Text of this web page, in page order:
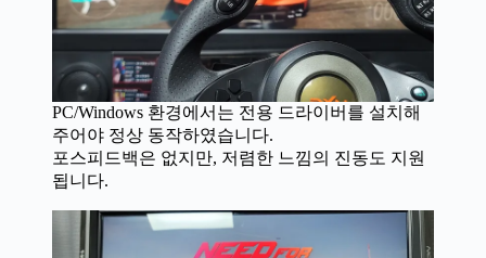
PC/Windows 환경에서는 전용 드라이버를 설치해
주어야 정상 동작하였습니다.
포스피드백은 없지만, 저렴한 느낌의 진동도 지원
됩니다.